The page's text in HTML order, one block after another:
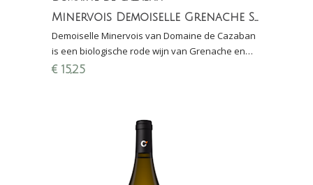
Minervois Demoiselle Grenache Syrah (natuurwijn)
Demoiselle Minervois van Domaine de Cazaban
is een biologische rode wijn van Grenache en
Syrah. Het warme klimaat zorgt voor een volle,
€ 15,25